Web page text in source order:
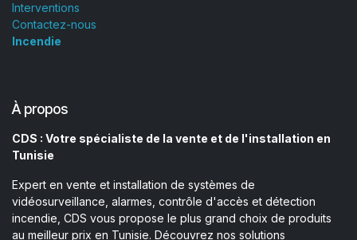
Interventions
Contactez-nous
Incendie
À propos
CDS : Votre spécialiste de la vente et de l'installation en
Tunisie
Expert en vente et installation de systèmes de
vidéosurveillance, alarmes, contrôle d'accès et détection
incendie, CDS vous propose le plus grand choix de produits
au meilleur prix en Tunisie. Découvrez nos solutions